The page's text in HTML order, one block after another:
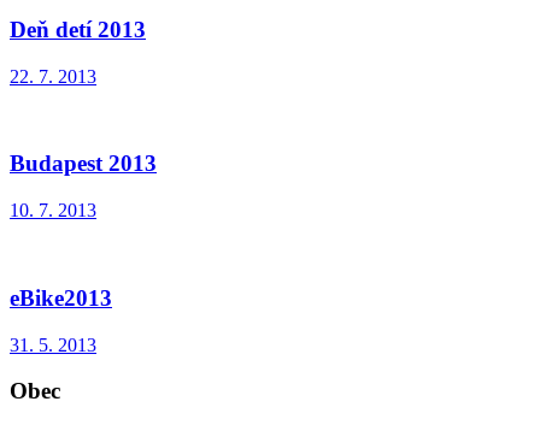
Deň detí 2013
22. 7. 2013
Budapest 2013
10. 7. 2013
eBike2013
31. 5. 2013
Obec